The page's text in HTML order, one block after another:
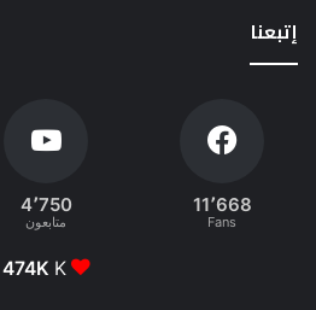
إتبعنا
11٬668
Fans
4٬750
متابعون
474K K